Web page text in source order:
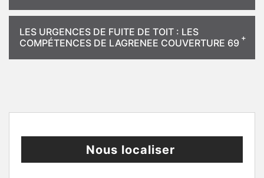
LES URGENCES DE FUITE DE TOIT : LES
COMPÉTENCES DE LAGRENEE COUVERTURE 69
Nous localiser